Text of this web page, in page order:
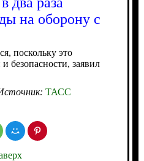
на оборону с
поскольку это
безопасности, заявил
ТАСС